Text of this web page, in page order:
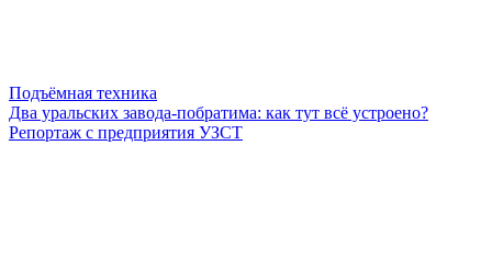
Подъёмная техника
Два уральских завода-побратима: как тут всё устроено?
Репортаж с предприятия УЗСТ